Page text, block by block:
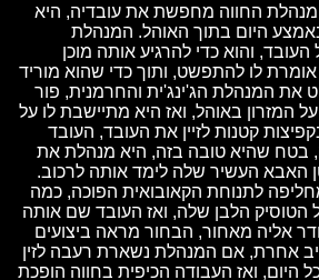
מנהלת החווה מחפשת את עובדיה, היא
היום בתוך האוהל. המנהלת
והוא כדי להרגיע אותה מוכן
לו להתפשט, ותוך כדי שהוא מוריד
את המנהלת הג'ינג'ית והחרמנית, פור
המזרון באוהל, ואז היא מתיישבת לו על
קטנות לזיין את העובד, העובד
בטח שהיא טובה בזה, היא מנהלת את
האבא העשיר שלה לימד אותה לרכוב.
לתנוחת הקאובואית הפוכה, כמה
הטוסיק הלבן שלה, ואז העובד שם אותה
אליה מאחור, הבחור מראה ביצועים
אחרת, אם המנהלת נשארת רעבה לזין
היום, ואז העבודה הכיפית בחווה הופכת